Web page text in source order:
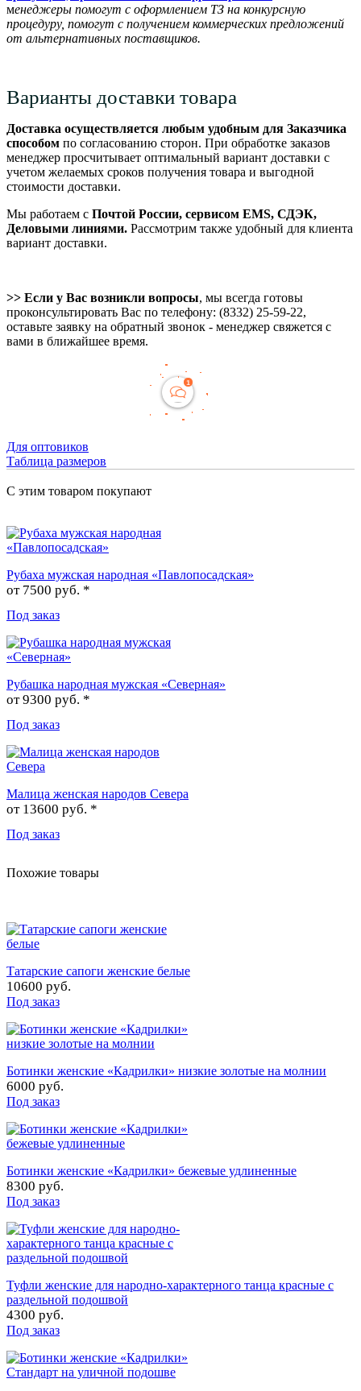
менеджеры помогут с оформлением ТЗ на конкурсную
процедуру, помогут с получением коммерческих предложений
от альтернативных поставщиков.
Варианты доставки товара
Доставка осуществляется любым удобным для Заказчика
способом по согласованию сторон. При обработке заказов
менеджер просчитывает оптимальный вариант доставки с
учетом желаемых сроков получения товара и выгодной
стоимости доставки.
Мы работаем с Почтой России, сервисом EMS, СДЭК,
Деловыми линиями. Рассмотрим также удобный для клиента
вариант доставки.
>> Если у Вас возникли вопросы, мы всегда готовы
проконсультировать Вас по телефону: (8332) 25-59-22,
оставьте заявку на обратный звонок - менеджер свяжется с
вами в ближайшее время.
Для оптовиков
Таблица размеров
С этим товаром покупают
Рубаха мужская народная «Павлопосадская»
от 7500 руб. *
Под заказ
Рубашка народная мужская «Северная»
от9300 руб. *
Под заказ
Малица женская народов Севера
от 13600 руб. *
Под заказ
Похожие товары
Татарские сапоги женские белые
10600 руб.
Под заказ
Ботинки женские «Кадрилки» низкие золотые на молнии
6000 руб.
Под заказ
Ботинки женские «Кадрилки» бежевые удлиненные
8300 руб.
Под заказ
Туфли женские для народно-характерного танца красные с
раздельной подошвой
4300 руб.
Под заказ